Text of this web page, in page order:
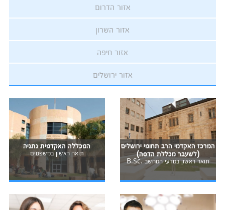
אזור הדרום
אזור השרון
אזור חיפה
אזור ירושלים
המרכז האקדמי הרב תחומי ירושלים
(לשעבר מכללת הדסה)
תואר ראשון במדעי המחשב .B.Sc
המכללה האקדמית נתניה
תואר ראשון במשפטים